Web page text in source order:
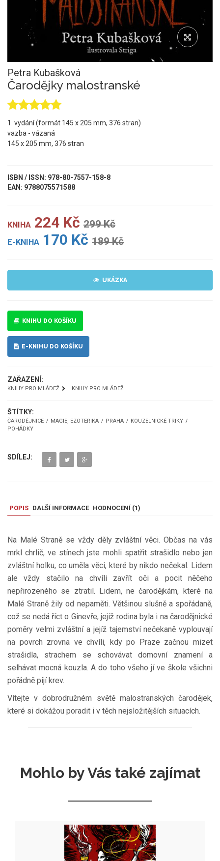
Petra Kubašková
Čarodějky malostranské
1. vydání (formát 145 x 205 mm, 376 stran)
vazba - vázaná
145 x 205 mm, 376 stran
ISBN / ISSN: 978-80-7557-158-8
EAN: 9788075571588
KNIHA 224 Kč 299 Kč
E-KNIHA 170 Kč 189 Kč
UKÁZKA
KNIHU DO KOŠÍKU
E-KNIHU DO KOŠÍKU
ZAŘAZENÍ:
KNIHY PRO MLÁDEŽ KNIHY PRO MLÁDEŽ
ŠTÍTKY:
ČARODĚJNICE MAGIE, EZOTERIKA PRAHA
KOUZELNICKÉ TRIKY
POHÁDKY
SDÍLEJ:
POPIS DALŠÍ INFORMACE HODNOCENÍ (1)
Na Malé Straně se vždy děly zvláštní věci. Občas na vás
mrkl chrlič, ve stínech jste mohli spatřit strašidlo nebo jen
zvláštní holku, co uměla věci, které by nikdo nečekal. Lidem
ale vždy stačilo na chvíli zavřít oči a pocit něčeho
nepřirozeného se ztratil. Lidem, ne čarodějkám, které na
Malé Straně žily od nepaměti. Většinou slušně a spořádaně,
což se nedá říct o Ginevře, jejíž rodina byla i na čarodějnické
poměry velmi zvláštní a jejíž tajemství nečekaně vyplouvají
na povrch zrovna ve chvíli, kdy po Praze začnou mizet
strašidla, strachem se schovávat domovní znamení a
selhávat mocná kouzla. A do toho všeho jí ve škole všichni
pořádně pijí krev.
Vítejte v dobrodružném světě malostranských čarodějek,
které si dokážou poradit i v těch nejsložitějších situacích.
Mohlo by Vás také zajímat